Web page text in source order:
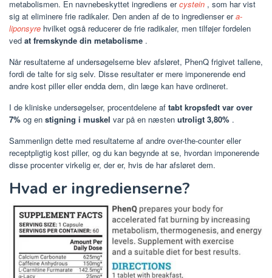
metabolismen. En navnebeskyttet ingrediens ercystein , som har vist
sig at eliminere frie radikaler. Den anden af de to ingredienser era-
liponsyre hvilket også reducerer de frie radikaler, men tilføjer fordelen
ved at fremskynde din metabolisme .
Når resultaterne af undersøgelserne blev afsløret, PhenQ frigivet tallene,
fordi de talte for sig selv. Disse resultater er mere imponerende end
andre kost piller eller endda dem, din læge kan have ordineret.
I de kliniske undersøgelser, procentdelene af tabt kropsfedt var over
7% og en stigning i muskel var på en næsten utroligt 3,80% .
Sammenlign dette med resultaterne af andre over-the-counter eller
receptpligtig kost piller, og du kan begynde at se, hvordan imponerende
disse procenter virkelig er, der er, hvis de har afsløret dem.
Hvad er ingredienserne?